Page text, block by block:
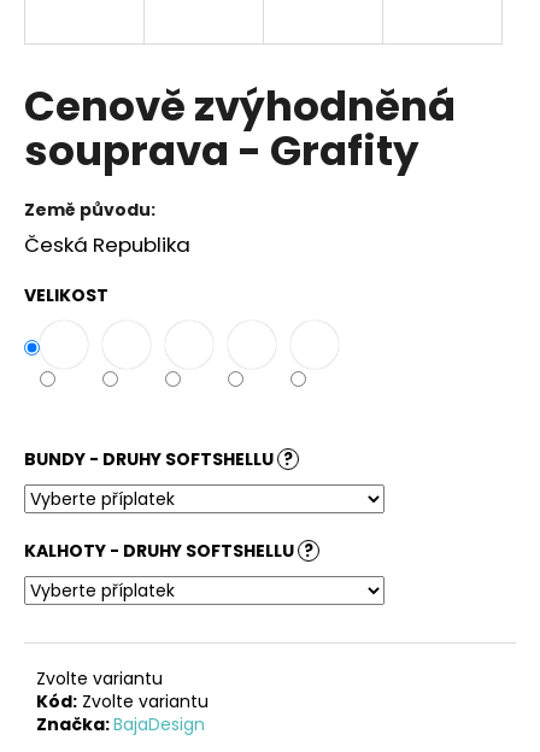
Cenově zvýhodněná
souprava - Grafity
Země původu:
Česká Republika
VELIKOST
BUNDY - DRUHY SOFTSHELLU ?
KALHOTY - DRUHY SOFTSHELLU ?
Zvolte variantu
Kód: Zvolte variantu
Značka:BajaDesign
í
t
?
D
o
r
u
č
u
j
m
e